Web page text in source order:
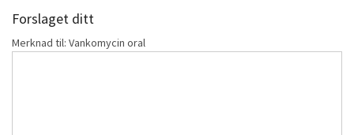
Forslaget ditt
Merknad til: Vankomycin oral